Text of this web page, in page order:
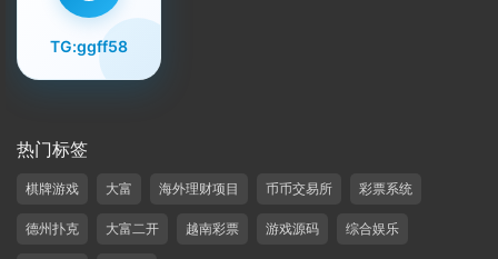
TG:ggff58
热门标签
棋牌游戏 大富 海外理财项目 币币交易所 彩票系统
德州扑克 大富二开 越南彩票 游戏源码 综合娱乐